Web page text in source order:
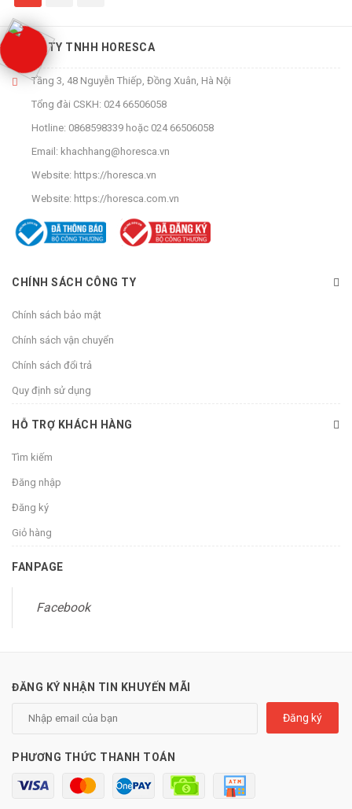
CÔNG TY TNHH HORESCA
Tầng 3, 48 Nguyễn Thiếp, Đồng Xuân, Hà Nội
Tổng đài CSKH: 024 66506058
Hotline: 0868598339 hoặc 024 66506058
Email: khachhang@horesca.vn
Website: https://horesca.vn
Website: https://horesca.com.vn
CHÍNH SÁCH CÔNG TY
Chính sách bảo mật
Chính sách vận chuyển
Chính sách đổi trả
Quy định sử dụng
HỖ TRỢ KHÁCH HÀNG
Tìm kiếm
Đăng nhập
Đăng ký
Giỏ hàng
FANPAGE
Facebook
ĐĂNG KÝ NHẬN TIN KHUYẾN MÃI
Đăng ký
PHƯƠNG THỨC THANH TOÁN